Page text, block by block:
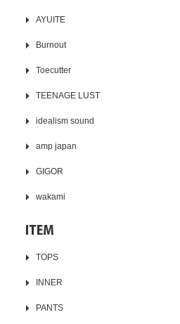
AYUITE
Burnout
Toecutter
TEENAGE LUST
idealism sound
amp japan
GIGOR
wakami
TOPS
INNER
PANTS